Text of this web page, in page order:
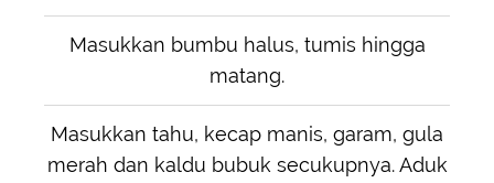
Masukkan bumbu halus, tumis hingga
matang.
Masukkan tahu, kecap manis, garam, gula
merah dan kaldu bubuk secukupnya. Aduk